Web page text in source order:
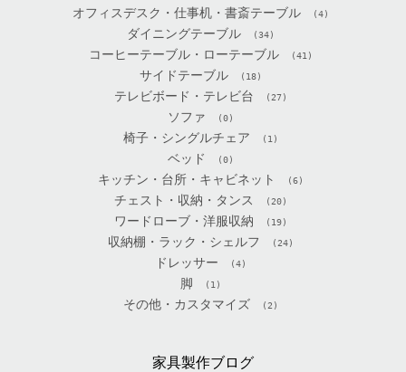
オフィスデスク・仕事机・書斎テーブル (4)
ダイニングテーブル (34)
コーヒーテーブル・ローテーブル (41)
サイドテーブル (18)
テレビボード・テレビ台 (27)
ソファ (0)
椅子・シングルチェア (1)
ベッド (0)
キッチン・台所・キャビネット (6)
チェスト・収納・タンス (20)
ワードローブ・洋服収納 (19)
収納棚・ラック・シェルフ (24)
ドレッサー (4)
脚 (1)
その他・カスタマイズ (2)
家具製作ブログ